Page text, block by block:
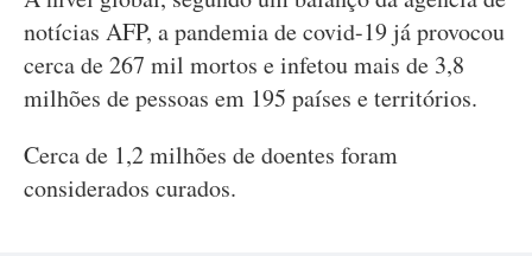
notícias AFP, a pandemia de covid-19 já provocou
cerca de 267 mil mortos e infetou mais de 3,8
milhões de pessoas em 195 países e territórios.
Cerca de 1,2 milhões de doentes foram
considerados curados.